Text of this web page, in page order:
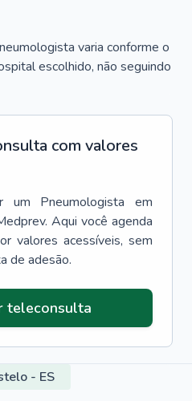
varia conforme o
escolhido, não seguindo
com valores
um Pneumologista
em
Aqui você agenda
valores acessíveis, sem
de adesão.
teleconsulta
- ES